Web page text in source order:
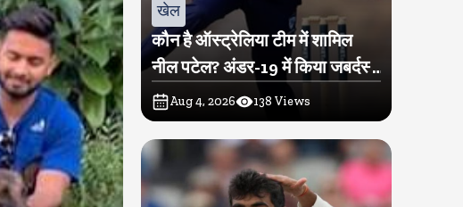
खेल
कौन है ऑस्ट्रेलिया टीम में शामिल
नील पटेल? अंडर-19 में किया जबर्दस्त
प्रदर्शन
Aug 4, 2026 138 Views